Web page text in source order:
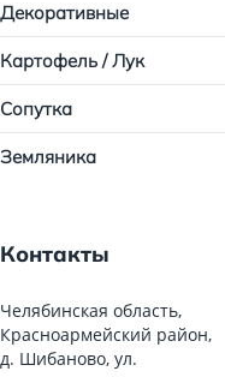
Декоративные
Картофель / Лук
Сопутка
Земляника
Контакты
Челябинская область,
Красноармейский район,
д. Шибаново, ул.